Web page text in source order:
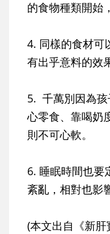
的食物種類開始
4. 同樣的食材可
有出乎意料的效
5. 千萬別因為
心零食、靠喝奶
則不可心軟。
6. 睡眠時間也要
紊亂，相對也影
(本文出自《新